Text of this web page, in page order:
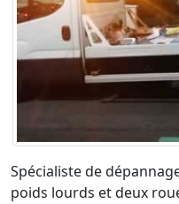
Spécialiste de
poids lourds et deux